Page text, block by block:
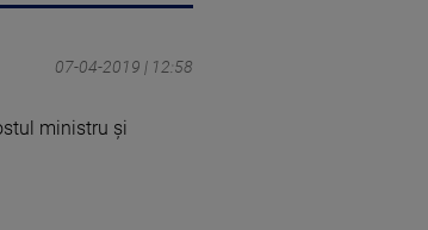
07-04-2019 | 12:58
ministru şi